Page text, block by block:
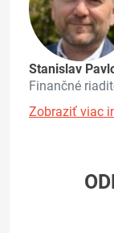
Stanislav
Finančné
Zobraziť viac